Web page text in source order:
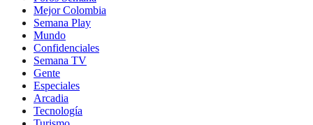
Mejor Colombia
Semana Play
Mundo
Confidenciales
Semana TV
Gente
Especiales
Arcadia
Tecnología